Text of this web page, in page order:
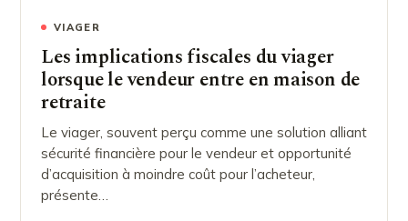
VIAGER
Les implications fiscales du viager
lorsque le vendeur entre en maison de
retraite
Le viager, souvent perçu comme une solution alliant
sécurité financière pour le vendeur et opportunité
d’acquisition à moindre coût pour l’acheteur,
présente…